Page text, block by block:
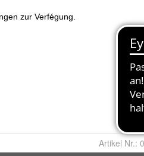
Artikel Nr.: